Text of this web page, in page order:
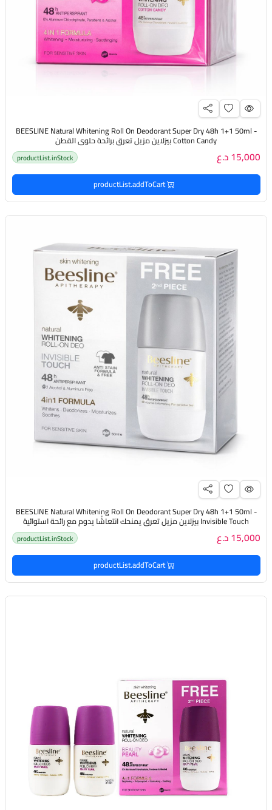
BEESLINE Natural Whitening Roll On Deodorant Super Dry 48h 1+1 50ml -
Cotton Candy بيزلاين مزيل تعرق برائحة حلوى القطن
15,000 د.ع productList.inStock
productList.addToCart
BEESLINE Natural Whitening Roll On Deodorant Super Dry 48h 1+1 50ml -
Invisible Touch بيزلاين مزيل تعرق يمنحك انتعاشًا يدوم مع رائحة استوائية
15,000 د.ع productList.inStock
productList.addToCart